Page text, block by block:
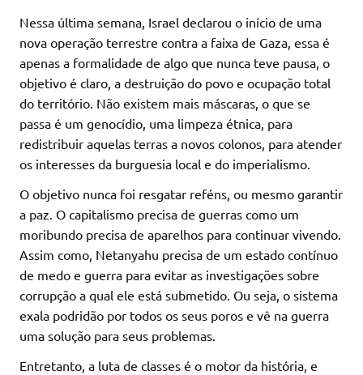
Nessa última semana, Israel declarou o início de uma
nova operação terrestre contra a faixa de Gaza, essa é
apenas a formalidade de algo que nunca teve pausa, o
objetivo é claro, a destruição do povo e ocupação total
do território. Não existem mais máscaras, o que se
passa é um genocídio, uma limpeza étnica, para
redistribuir aquelas terras a novos colonos, para atender
os interesses da burguesia local e do imperialismo.
O objetivo nunca foi resgatar reféns, ou mesmo garantir
a paz. O capitalismo precisa de guerras como um
moribundo precisa de aparelhos para continuar vivendo.
Assim como, Netanyahu precisa de um estado contínuo
de medo e guerra para evitar as investigações sobre
corrupção a qual ele está submetido. Ou seja, o sistema
exala podridão por todos os seus poros e vê na guerra
uma solução para seus problemas.
Entretanto, a luta de classes é o motor da história, e